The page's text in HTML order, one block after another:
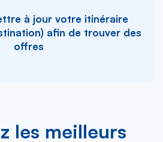
à jour votre itinéraire
afin de trouver des
offres
les meilleurs